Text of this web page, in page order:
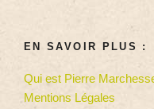
EN SAVOIR PLUS :
Qui est Pierre
Mentions Légales